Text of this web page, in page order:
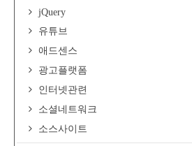
jQuery
유튜브
애드센스
광고플랫폼
인터넷관련
소셜네트워크
소스사이트